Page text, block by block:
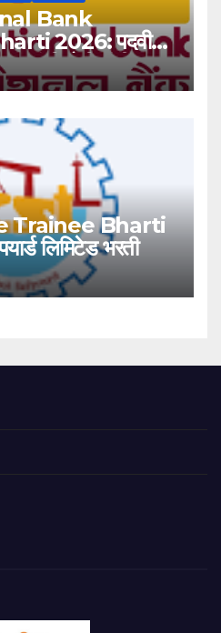
Bank
2026: पदवीधर
मोठी संधी!
Trainee Bharti
लिमिटेड भरती